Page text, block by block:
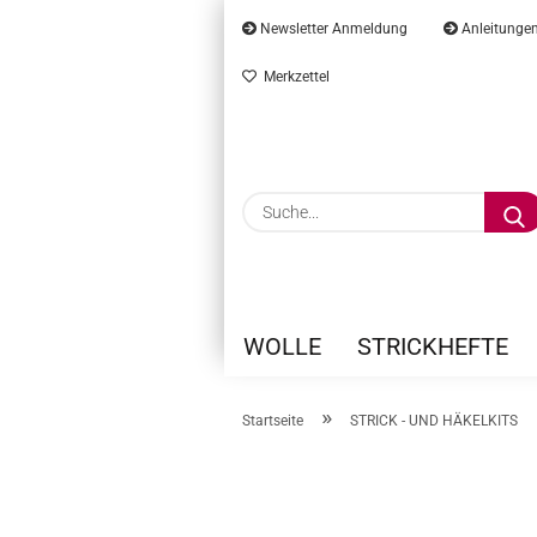
Newsletter Anmeldung
Merkzettel
WOLLE STRICKHEFTE
Startseite » STRICK - UND HÄKELKITS